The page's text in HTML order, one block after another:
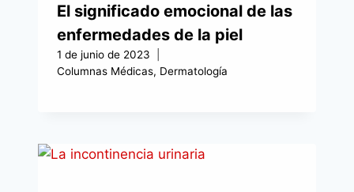
El significado emocional de las
enfermedades de la piel
1 de junio de 2023
Columnas Médicas, Dermatología